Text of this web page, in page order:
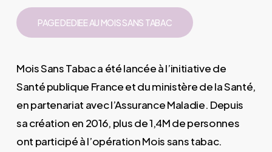
PAGE DEDIEE AU MOIS SANS TABAC
Mois Sans Tabac a été lancée à l’initiative de
Santé publique France et du ministère de la Santé,
en partenariat avec l’Assurance Maladie. Depuis
sa création en 2016, plus de 1,4M de personnes
ont participé à l’opération Mois sans tabac.